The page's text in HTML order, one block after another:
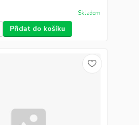
Skladem
Přidat do košíku